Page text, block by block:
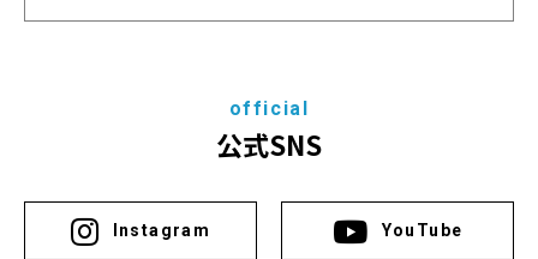
official
公式SNS
Instagram YouTube